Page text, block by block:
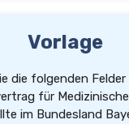
ist der Sitz des/der Ausbildenden, sofern der/die
Vorlage
die folgenden Felder
für Medizinische
im Bundesland